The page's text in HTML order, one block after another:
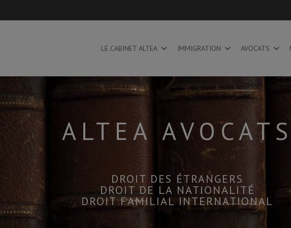
LE CABINET ALTEA IMMIGRATION AVOCATS
ALTEA AVOCATS
DROIT DES ÉTRANGERS
DROIT DE LA NATIONALITÉ
DROIT FAMILIAL INTERNATIONAL